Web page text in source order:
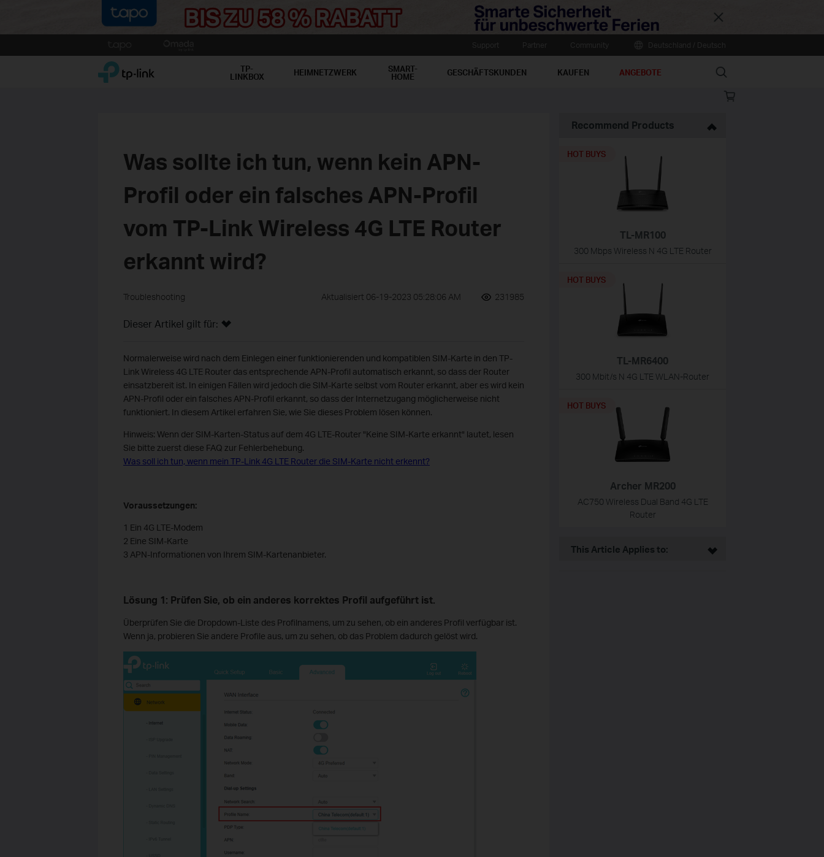
Close
to
TP-Link, Reliably Smart TP-
LINKBOX HEIMNETZWERK SMART-
HOME GESCHÄFTSKUNDEN KAUFEN ANGEBOTE Search
Online
Was sollte ich tun, wenn kein APN-
Profil oder ein falsches APN-Profil
vom TP-Link Wireless 4G LTE Router
erkannt wird?
Troubleshooting Aktualisiert 06-19-2023 05:28:06 AM 231985
Dieser Artikel gilt für:
Normalerweise wird nach dem Einlegen einer funktionierenden und kompatiblen SIM-Karte in den TP-
Link Wireless 4G LTE Router das entsprechende APN-Profil automatisch erkannt, so dass der Router
einsatzbereit ist. In einigen Fällen wird jedoch die SIM-Karte selbst vom Router erkannt, aber es wird kein
APN-Profil oder ein falsches APN-Profil erkannt, so dass der Internetzugang möglicherweise nicht
funktioniert. In diesem Artikel erfahren Sie, wie Sie dieses Problem lösen können.
Hinweis: Wenn der SIM-Karten-Status auf dem 4G LTE-Router "Keine SIM-Karte erkannt" lautet, lesen
Sie bitte zuerst diese FAQ zur Fehlerbehebung.
Was soll ich tun, wenn mein TP-Link 4G LTE Router die SIM-Karte nicht erkennt?
Voraussetzungen:
1 Ein 4G LTE-Modem
2 Eine SIM-Karte
3 APN-Informationen von Ihrem SIM-Kartenanbieter.
Lösung 1: Prüfen Sie, ob ein anderes korrektes Profil aufgeführt ist.
Überprüfen Sie die Dropdown-Liste des Profilnamens, um zu sehen, ob ein anderes Profil verfügbar ist.
Wenn ja, probieren Sie andere Profile aus, um zu sehen, ob das Problem dadurch gelöst wird.
Recommend Products
TL-MR100
300 Mbps Wireless N 4G LTE Router
HOT BUYS
TL-MR6400
300 Mbit/s N 4G LTE WLAN-Router
HOT BUYS
Archer MR200
AC750 Wireless Dual Band 4G LTE
Router
HOT BUYS
This Article Applies to: